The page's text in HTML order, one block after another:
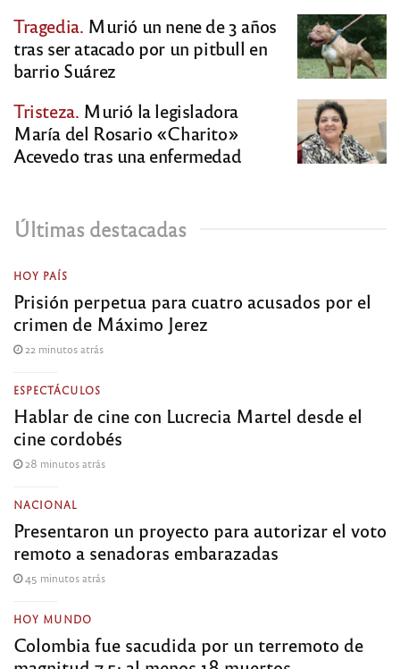
Tragedia. Murió un nene de 3 años
tras ser atacado por un pitbull en
barrio Suárez
Tristeza. Murió la legisladora
María del Rosario «Charito»
Acevedo tras una enfermedad
Últimas destacadas
HOY PAÍS
Prisión perpetua para cuatro acusados por el
crimen de Máximo Jerez
22 minutos atrás
ESPECTÁCULOS
Hablar de cine con Lucrecia Martel desde el
cine cordobés
28 minutos atrás
NACIONAL
Presentaron un proyecto para autorizar el voto
remoto a senadoras embarazadas
45 minutos atrás
HOY MUNDO
Colombia fue sacudida por un terremoto de